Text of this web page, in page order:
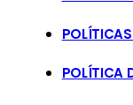
POLÍTICA